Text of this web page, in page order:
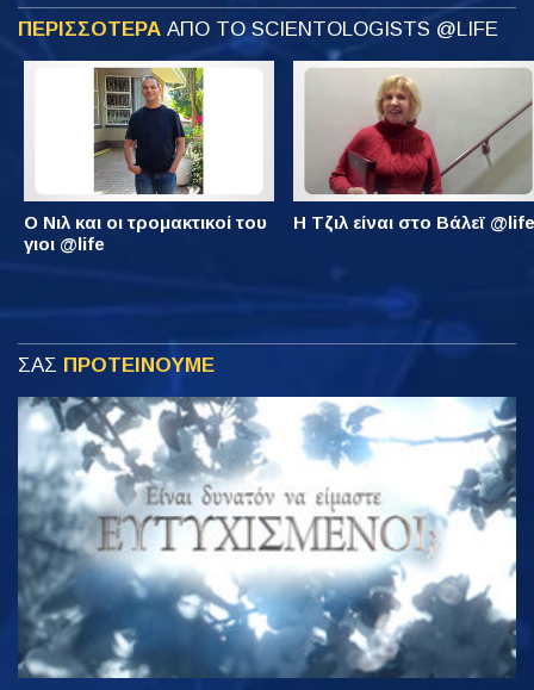
ΠΕΡΙΣΣΟΤΕΡΑ ΑΠΟ ΤΟ SCIENTOLOGISTS @LIFE
Ο Νιλ και οι τρομακτικοί του
γιοι @life
Η Τζιλ είναι στο Βάλεϊ @life
ΣΑΣ ΠΡΟΤΕΙΝΟΥΜΕ